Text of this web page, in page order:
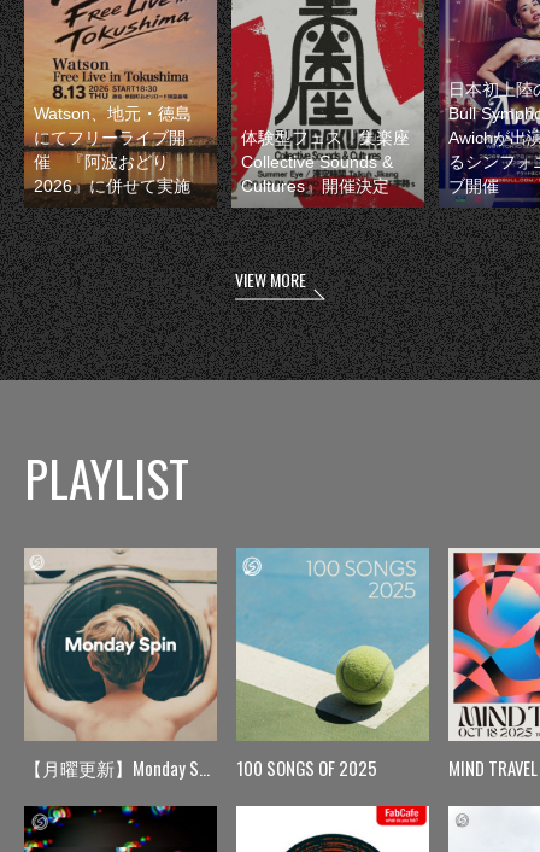
Watson、地元・徳島
にてフリーライブ開
催 『阿波おどり
2026』に併せて実施
体験型フェス『集楽座
Collective Sounds &
Cultures』開催決定
日本初上陸
Bull
Awichが出
るシンフォ
ブ開催
VIEW MORE
PLAYLIST
【月曜更新】Monday Spin 100 SONGS OF 2025 MIND TRAVEL